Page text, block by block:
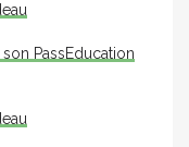
PassEducation